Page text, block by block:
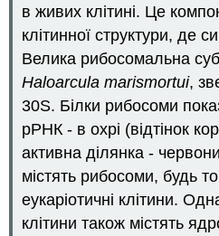
Мітохондріальні
відсіки
Ендоплазматична
сітка
Апарат
Гольджі
Везикули
вакуолі
Центриолі
Рибосоми
Рецензія
в живих клітині. Це
клітинної структури, де
Велика рибосомальна
Haloarcula marismortui,
30S. Білки рибосоми
рРНК - в охрі (відтінок
активна ділянка -
містять рибосоми, будь
еукаріотичні клітини.
клітини також містять